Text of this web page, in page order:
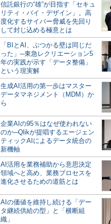
信託銀行の“雄”が目指す「セキュ
リティ・バイ・デザイン」。高
度化するサイバー脅威を先回り
して封じ込める極意とは
「BIとAI、ぶつかる壁は同じだ
った」─東急レクリエーション5
年の実践が示す「データ整備」
という現実解
生成AI活用の第一歩はマスター
データマネジメント（MDM）か
ら
企業AIの95％はなぜ使われない
のか─Qlikが提唱するエージェン
ティックAIによるデータ統合の
新機軸
AI活用を業務補助から意思決定
領域へと高め、業務プロセスを
進化させるための道筋とは
AIの価値を維持し続ける「デー
タ継続供給の型」と「横断組
織」